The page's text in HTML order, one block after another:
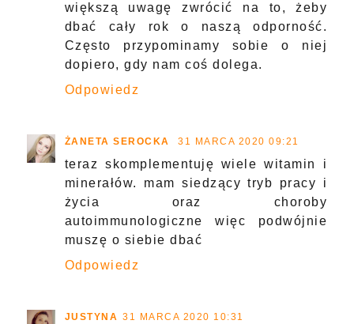
większą uwagę zwrócić na to, żeby
dbać cały rok o naszą odporność.
Często przypominamy sobie o niej
dopiero, gdy nam coś dolega.
Odpowiedz
ŻANETA SEROCKA 31 MARCA 2020 09:21
teraz skomplementuję wiele witamin i
minerałów. mam siedzący tryb pracy i
życia oraz choroby
autoimmunologiczne więc podwójnie
muszę o siebie dbać
Odpowiedz
JUSTYNA 31 MARCA 2020 10:31